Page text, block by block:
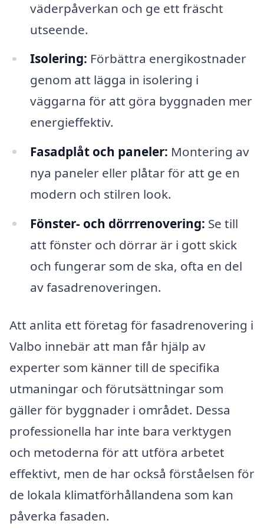
väderpåverkan och ge ett fräscht
utseende.
Isolering: Förbättra energikostnader
genom att lägga in isolering i
väggarna för att göra byggnaden mer
energieffektiv.
Fasadplåt och paneler: Montering av
nya paneler eller plåtar för att ge en
modern och stilren look.
Fönster- och dörrrenovering: Se till
att fönster och dörrar är i gott skick
och fungerar som de ska, ofta en del
av fasadrenoveringen.
Att anlita ett företag för fasadrenovering i
Valbo innebär att man får hjälp av
experter som känner till de specifika
utmaningar och förutsättningar som
gäller för byggnader i området. Dessa
professionella har inte bara verktygen
och metoderna för att utföra arbetet
effektivt, men de har också förståelsen för
de lokala klimatförhållandena som kan
påverka fasaden.